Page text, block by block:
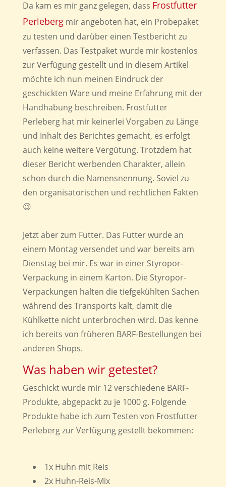
Da kam es mir ganz gelegen, dass Frostfutter
Perlebergmir angeboten hat, ein Probepaket
zu testen und darüber einen Testbericht zu
verfassen. Das Testpaket wurde mir kostenlos
zur Verfügung gestellt und in diesem Artikel
möchte ich nun meinen Eindruck der
geschickten Ware und meine Erfahrung mit der
Handhabung beschreiben. Frostfutter
Perleberg hat mir keinerlei Vorgaben zu Länge
und Inhalt des Berichtes gemacht, es erfolgt
auch keine weitere Vergütung. Trotzdem hat
dieser Bericht werbenden Charakter, allein
schon durch die Namensnennung. Soviel zu
den organisatorischen und rechtlichen Fakten
😉
Jetzt aber zum Futter. Das Futter wurde an
einem Montag versendet und war bereits am
Dienstag bei mir. Es war in einer Styropor-
Verpackung in einem Karton. Die Styropor-
Verpackungen halten die tiefgekühlten Sachen
während des Transports kalt, damit die
Kühlkette nicht unterbrochen wird. Das kenne
ich bereits von früheren BARF-Bestellungen bei
anderen Shops.
Was haben wir getestet?
Geschickt wurde mir 12 verschiedene BARF-
Produkte, abgepackt zu je 1000 g. Folgende
Produkte habe ich zum Testen von Frostfutter
Perleberg zur Verfügung gestellt bekommen:
1x Huhn mit Reis
2x Huhn-Reis-Mix